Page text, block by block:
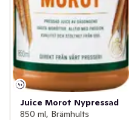
Juice Morot Nypressad
850 ml, Brämhults